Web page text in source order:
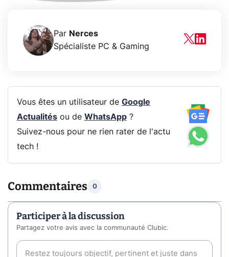
Par Nerces
Spécialiste PC & Gaming
Vous êtes un utilisateur de Google
Actualitésou de WhatsApp?
Suivez-nous pour ne rien rater de l'actu
tech !
Commentaires 0
Participer à la discussion
Partagez votre avis avec la communauté Clubic.